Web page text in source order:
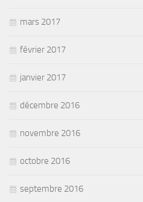
mars 2017
février 2017
janvier 2017
décembre 2016
novembre 2016
octobre 2016
septembre 2016